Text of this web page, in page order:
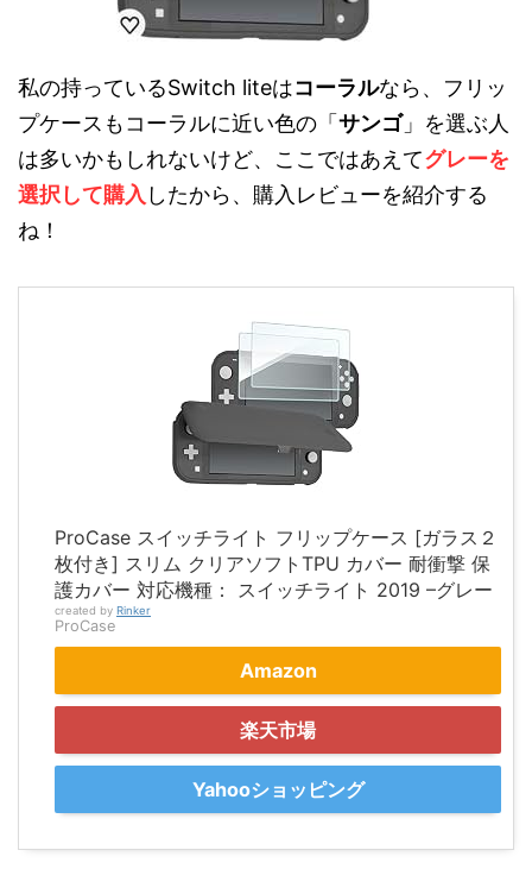
私の持っているSwitch liteはコーラルなら、フリッ
プケースもコーラルに近い色の「 サンゴ」を選ぶ人
は多いかもしれないけど、ここではあえてグレーを
選択して購入 したから、購入レビューを紹介する
ね！
ProCase スイッチライト フリップケース [ガラス２
枚付き] スリム クリアソフトTPU カバー 耐衝撃 保
護カバー 対応機種： スイッチライト 2019 –グレー
created by Rinker
ProCase
Amazon
楽天市場
Yahooショッピング